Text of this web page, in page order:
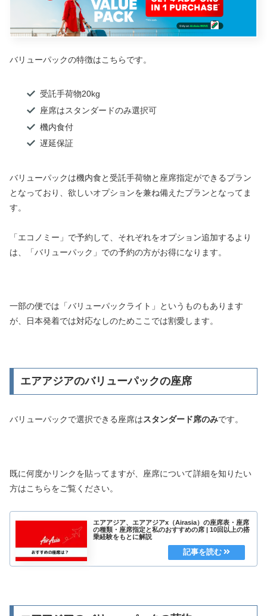
バリューパックの特徴はこちらです。
受託手荷物20kg
座席はスタンダードのみ選択可
機内食付
遅延保証
バリューパックは機内食と受託手荷物と座席指定ができるプラン
となっており、欲しいオプションを兼ね備えたプランとなってま
す。
「エコノミー」で予約して、それぞれをオプション追加するより
は、「バリューパック」での予約の方がお得になります。
一部の便では「バリューパックライト」というものもあります
が、日本発着では対応なしのためここでは割愛します。
エアアジアのバリューパックの座席
バリューパックで選択できる座席はスタンダード席のみです。
既に何度かリンクを貼ってますが、座席について詳細を知りたい
方はこちらをご覧ください。
エアアジア、エアアジアx（Airasia）の座席表・座席
の種類・座席指定と私のおすすめの席 | 10回以上の搭
乗経験をもとに解説